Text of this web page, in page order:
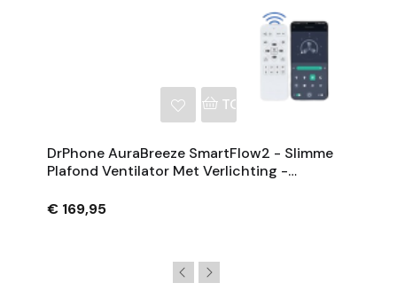
TOEVOEGEN AAN
DrPhone AuraBreeze SmartFlow2 - Slimme
Plafond Ventilator Met Verlichting -
LED
€ 169,95